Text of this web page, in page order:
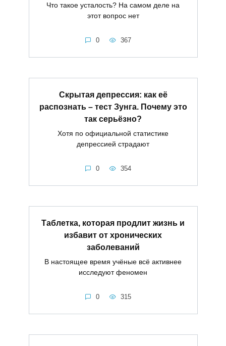
Что такое усталость? На самом деле на
этот вопрос нет
0 367
Скрытая депрессия: как её
распознать – тест Зунга. Почему это
так серьёзно?
Хотя по официальной статистике
депрессией страдают
0 354
Таблетка, которая продлит жизнь и
избавит от хронических
заболеваний
В настоящее время учёные всё активнее
исследуют феномен
0 315